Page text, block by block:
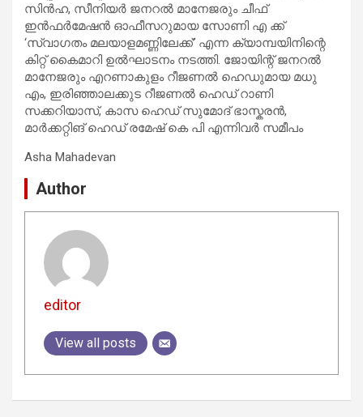
സിൻഹ, സീനിയർ ജനറൽ മാനേജരും ചീഫ്
ഇൻഫർമേഷൻ ഓഫീസറുമായ സോണി എ ക്ക്
‘സ്വാഗതം മലയാളമണ്ണിലേക്ക്’ എന്ന ക്യാമ്പയിനിന്റെ
കിറ്റ് കൈമാറി ഉൽഘാടനം നടത്തി. ജോയിന്റ് ജനറൽ
മാനേജരും എറണാകുളം റീജണൽ ഹെഡുമായ മധു
എം, ഇരിഞ്ഞാലക്കുട റീജണൽ ഹെഡ് റാണി
സക്കറിയാസ്, കാസ ഹെഡ് സുമോദ് ഭാസ്കരൻ,
മാർക്കറ്റിങ് ഹെഡ് രമേഷ് കെ പി എന്നിവർ സമീപം
Asha Mahadevan
Author
editor
View all posts